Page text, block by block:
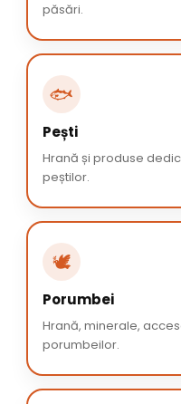
păsări.
🐟
Pești
Hrană și produse
peștilor.
🕊️
Porumbei
Hrană, minerale,
porumbeilor.